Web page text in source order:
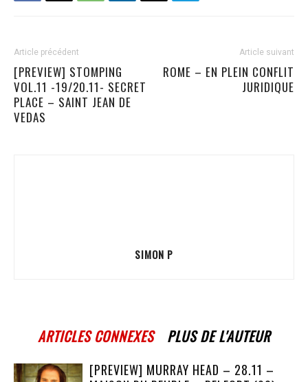
Article précédent
[PREVIEW] STOMPING
VOL.11 -19/20.11- SECRET
PLACE – SAINT JEAN DE
VEDAS
Article suivant
ROME – EN PLEIN CONFLIT
JURIDIQUE
SIMON P
ARTICLES CONNEXES PLUS DE L'AUTEUR
[PREVIEW] MURRAY HEAD – 28.11 –